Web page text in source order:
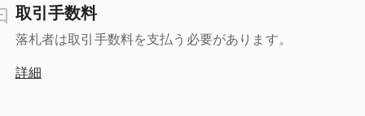
取引手数料
落札者は取引手数料を支払う必要があります。
詳細